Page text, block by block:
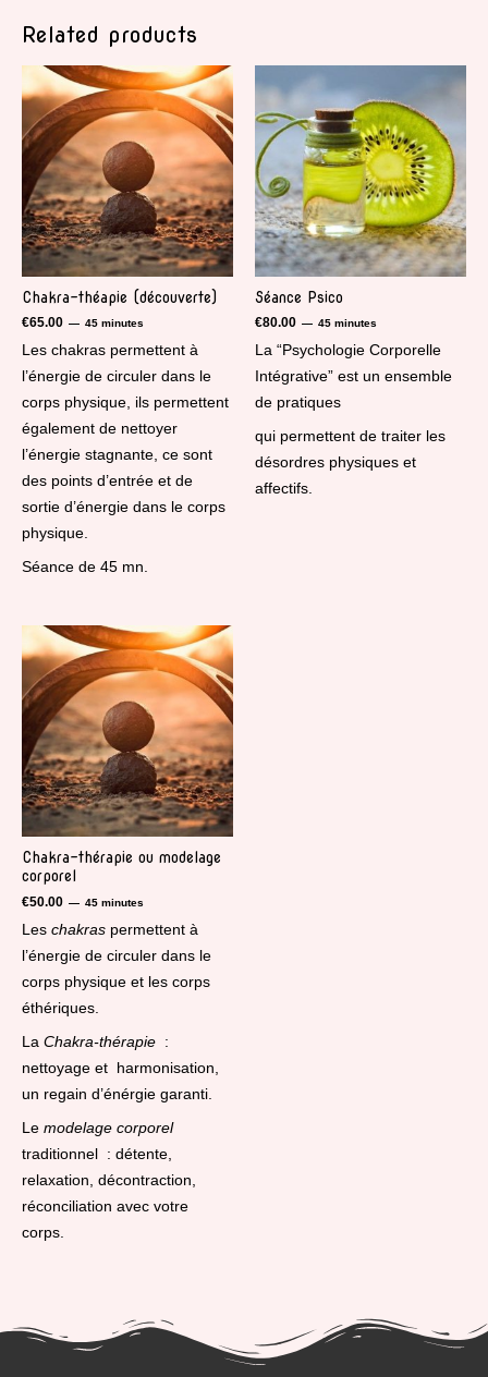
Related products
Chakra-théapie (découverte)
€65.00 45 minutes
Les chakras permettent à
l’énergie de circuler dans le
corps physique, ils permettent
également de nettoyer
l’énergie stagnante, ce sont
des points d’entrée et de
sortie d’énergie dans le corps
physique.
Séance de 45 mn.
Séance Psico
€80.00 45 minutes
La “Psychologie Corporelle
Intégrative” est un ensemble
de pratiques
qui permettent de traiter les
désordres physiques et
affectifs.
Chakra-thérapie ou modelage
corporel
€50.00 45 minutes
Les chakras permettent à
l’énergie de circuler dans le
corps physique et les corps
éthériques.
La Chakra-thérapie :
nettoyage et harmonisation,
un regain d’énérgie garanti.
Le modelage corporel
traditionnel : détente,
relaxation, décontraction,
réconciliation avec votre
corps.